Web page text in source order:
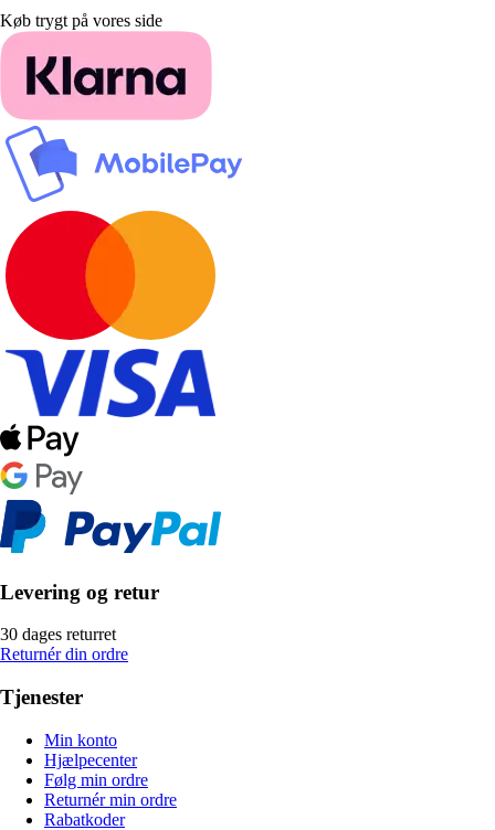
Køb trygt på vores side
Levering og retur
30 dages returret
Returnér din ordre
Tjenester
Min konto
Hjælpecenter
Følg min ordre
Returnér min ordre
Rabatkoder